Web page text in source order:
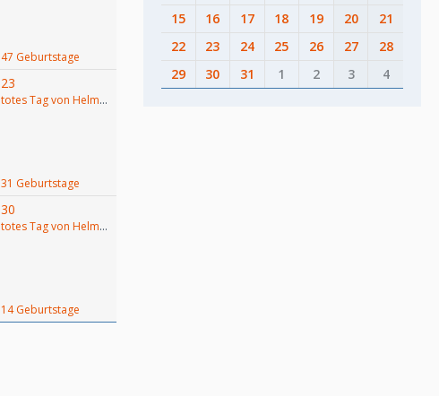
47 Geburtstage
23
totes Tag von Helmut Lubos
31 Geburtstage
30
totes Tag von Helmut Lubos
14 Geburtstage
15
16 17 18 19 20
21
22
23 24 25 26 27
28
29
30 31 1 2 3 4